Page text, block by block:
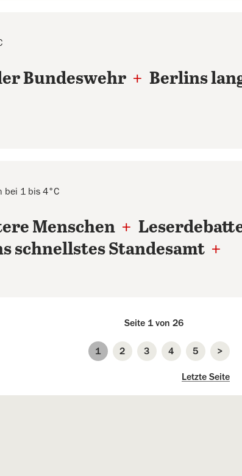
Bundeswehr + Berlins
bei 1 bis 4°C
Menschen +
schnellstes Standesamt +
Seite 1 von 26
Seite
1
Seite
2
Seite
3
Seite
4
Seite
5 >
Letzte Seite